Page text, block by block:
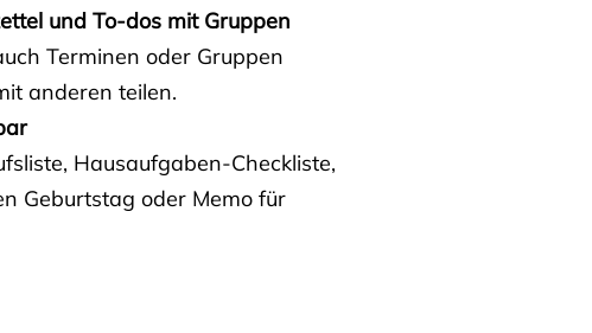
und To-dos mit Gruppen
Terminen oder Gruppen
anderen teilen.
Hausaufgaben-Checkliste,
Geburtstag oder Memo für